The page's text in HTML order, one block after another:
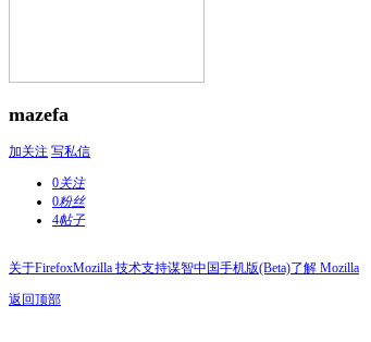
mazefa
加关注 写私信
0关注
0粉丝
4帖子
关于FirefoxMozilla 技术支持谋智中国手机版(Beta)了解 Mozilla
返回顶部